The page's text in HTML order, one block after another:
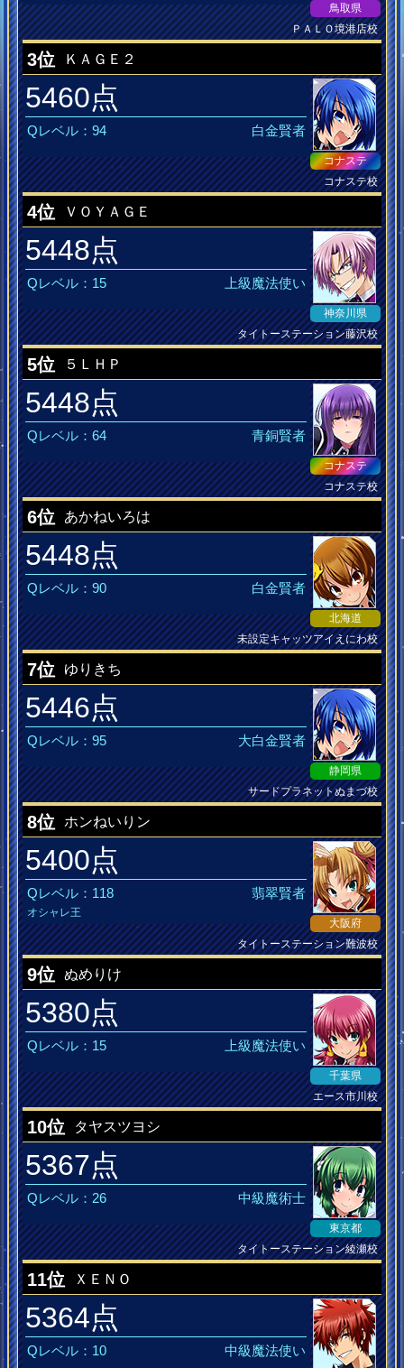
鳥取県
ＰＡＬＯ境港店校
3位 ＫＡＧＥ２
5460点
Qレベル：94 白金賢者
コナステ
コナステ校
4位 ＶＯＹＡＧＥ
5448点
Qレベル：15 上級魔法使い
神奈川県
タイトーステーション藤沢校
5位 ５ＬＨＰ
5448点
Qレベル：64 青銅賢者
コナステ
コナステ校
6位 あかねいろは
5448点
Qレベル：90 白金賢者
北海道
未設定キャッツアイえにわ校
7位 ゆりきち
5446点
Qレベル：95 大白金賢者
静岡県
サードプラネットぬまづ校
8位 ホンねいりン
5400点
Qレベル：118 翡翠賢者
オシャレ王
大阪府
タイトーステーション難波校
9位 ぬめりけ
5380点
Qレベル：15 上級魔法使い
千葉県
エース市川校
10位 タヤスツヨシ
5367点
Qレベル：26 中級魔術士
東京都
タイトーステーション綾瀬校
11位 ＸＥＮＯ
5364点
Qレベル：10 中級魔法使い